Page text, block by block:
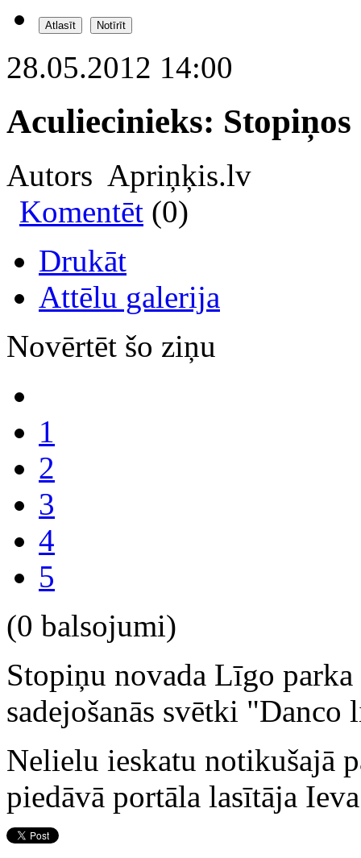
28.05.2012 14:00
Aculiecinieks:
Autors Apriņķis.lv
Komentēt (0)
Drukāt
Attēlu galerija
Novērtēt šo ziņu
1
2
3
4
5
(0 balsojumi)
Stopiņu novada Līgo
sadejošanās svētki
Nelielu ieskatu notikušajā
piedāvā portāla lasītāja